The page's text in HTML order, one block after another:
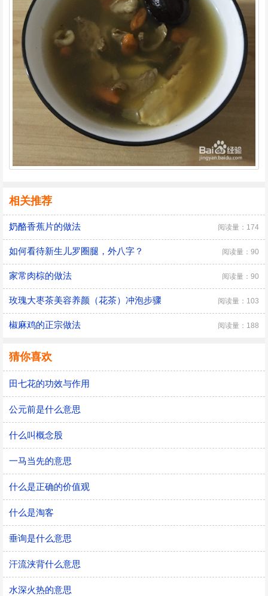
相关推荐
奶酪香蕉片的做法 阅读量：174
如何看待新生儿罗圈腿，外八字？ 阅读量：90
家常肉棕的做法 阅读量：90
玫瑰大枣茶美容养颜（花茶）冲泡步骤 阅读量：103
椒麻鸡的正宗做法 阅读量：188
猜你喜欢
田七花的功效与作用
公元前是什么意思
什么叫概念股
一马当先的意思
什么是正确的价值观
什么是淘客
垂询是什么意思
汗流浃背什么意思
水深火热的意思